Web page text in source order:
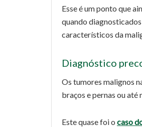
Esse é um ponto que
quando
característicos da
Diagnóstico
Os tumores malignos
braços e pernas ou até
Este quase foi o caso